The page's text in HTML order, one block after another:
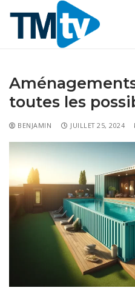
Habitat
Travaux
Pour la maison
Entreprise
Marketing
Finance
Transformation digitale
Gastronomie
toutes les
BENJAMIN JUILLET 25, 2024